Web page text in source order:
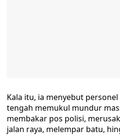
Kala itu, ia menyebut
tengah memukul mundur
membakar pos polisi,
jalan raya, melempar batu,